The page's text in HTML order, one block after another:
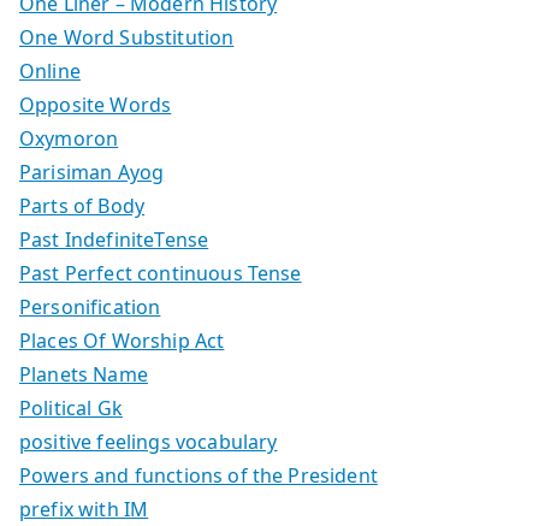
One Word Substitution
Online
Opposite Words
Oxymoron
Parisiman Ayog
Parts of Body
Past IndefiniteTense
Past Perfect continuous Tense
Personification
Places Of Worship Act
Planets Name
Political Gk
positive feelings vocabulary
Powers and functions of the President
prefix with IM